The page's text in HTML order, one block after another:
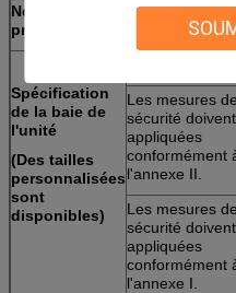
Nom du
produit
Spécification
de la baie de
l'unité
(Des tailles
personnalisées
sont
disponibles)
Les mesures de
sécurité
appliquées
conformément
l'annexe II.
Les mesures de
sécurité
appliquées
conformément
l'annexe I.